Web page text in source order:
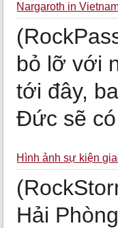
Nargaroth in
bỏ lỡ với
tới đây,
Đức sẽ
Hình ảnh sự kiện
Hải